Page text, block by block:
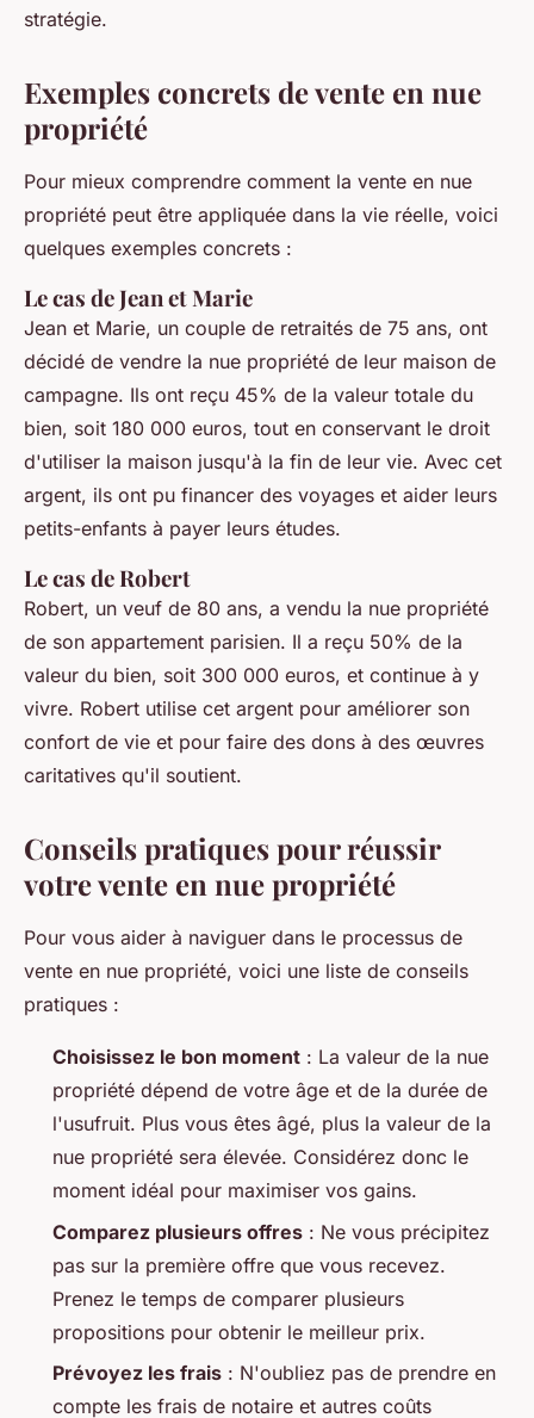
stratégie.
Exemples concrets de vente en nue
propriété
Pour mieux comprendre comment la vente en nue
propriété peut être appliquée dans la vie réelle, voici
quelques exemples concrets :
Le cas de Jean et Marie
Jean et Marie, un couple de retraités de 75 ans, ont
décidé de vendre la nue propriété de leur maison de
campagne. Ils ont reçu 45% de la valeur totale du
bien, soit 180 000 euros, tout en conservant le droit
d'utiliser la maison jusqu'à la fin de leur vie. Avec cet
argent, ils ont pu financer des voyages et aider leurs
petits-enfants à payer leurs études.
Le cas de Robert
Robert, un veuf de 80 ans, a vendu la nue propriété
de son appartement parisien. Il a reçu 50% de la
valeur du bien, soit 300 000 euros, et continue à y
vivre. Robert utilise cet argent pour améliorer son
confort de vie et pour faire des dons à des œuvres
caritatives qu'il soutient.
Conseils pratiques pour réussir
votre vente en nue propriété
Pour vous aider à naviguer dans le processus de
vente en nue propriété, voici une liste de conseils
pratiques :
Choisissez le bon moment : La valeur de la nue
propriété dépend de votre âge et de la durée de
l'usufruit. Plus vous êtes âgé, plus la valeur de la
nue propriété sera élevée. Considérez donc le
moment idéal pour maximiser vos gains.
Comparez plusieurs offres : Ne vous précipitez
pas sur la première offre que vous recevez.
Prenez le temps de comparer plusieurs
propositions pour obtenir le meilleur prix.
Prévoyez les frais : N'oubliez pas de prendre en
compte les frais de notaire et autres coûts